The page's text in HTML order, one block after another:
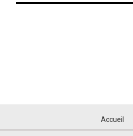
Accueil